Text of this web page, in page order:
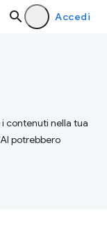
Accedi
contenuti nella tua
potrebbero